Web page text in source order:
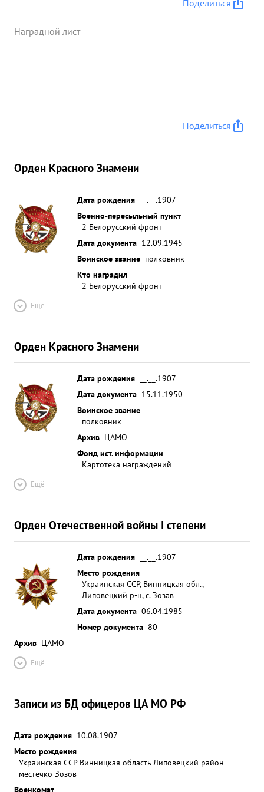
обеспечив этим успешное выполнение задачи по
Поделиться
Наградной лист
Поделиться
Орден Красного Знамени
Дата рождения
__.__.1907
Военно-пересыльный пункт
2 Белорусский фронт
Дата документа 12.09.1945
Воинское звание полковник
Кто наградил
2 Белорусский фронт
Ещё
Орден Красного Знамени
Дата рождения
__.__.1907
Дата документа 15.11.1950
Воинское звание
полковник
Архив ЦАМО
Фонд ист. информации
Картотека награждений
Ещё
Орден Отечественной войны I степени
Дата рождения
__.__.1907
Место рождения
Украинская ССР, Винницкая обл.,
Липовецкий р-н, с. Зозав
Дата документа 06.04.1985
Номер документа 80
Архив ЦАМО
Ещё
Записи из БД офицеров ЦА МО РФ
Дата рождения 10.08.1907
Место рождения
Украинская ССР Винницкая область Липовецкий район
местечко Зозов
Военкомат